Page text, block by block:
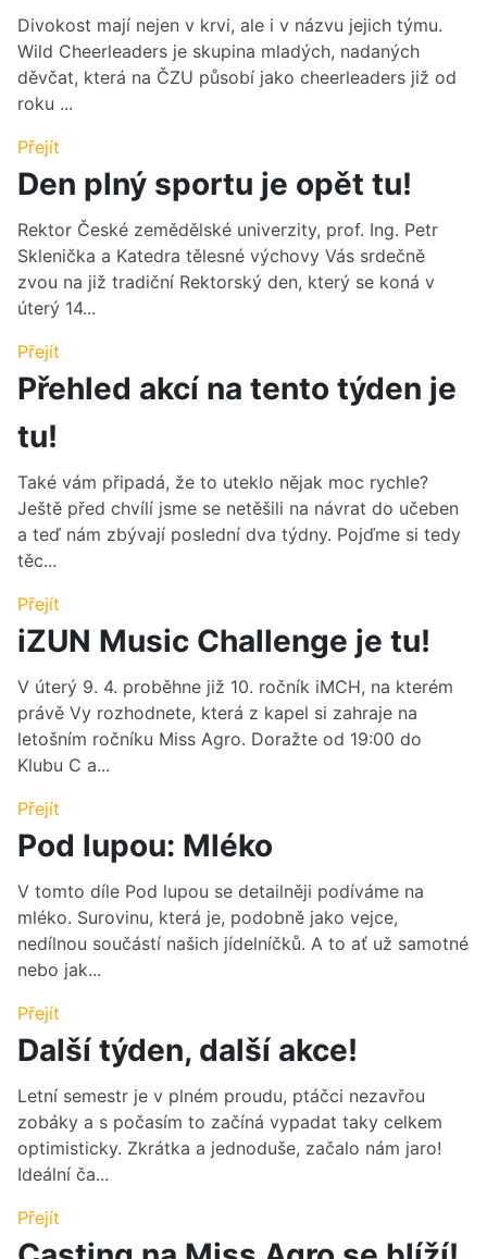
Divokost mají nejen v krvi, ale i v názvu jejich týmu.
Wild Cheerleaders je skupina mladých, nadaných
děvčat, která na ČZU působí jako cheerleaders již od
roku ...
Přejít
Den plný sportu je opět tu!
Rektor České zemědělské univerzity, prof. Ing. Petr
Sklenička a Katedra tělesné výchovy Vás srdečně
zvou na již tradiční Rektorský den, který se koná v
úterý 14...
Přejít
Přehled akcí na tento týden je
tu!
Také vám připadá, že to uteklo nějak moc rychle?
Ještě před chvílí jsme se netěšili na návrat do učeben
a teď nám zbývají poslední dva týdny. Pojďme si tedy
těc...
Přejít
iZUN Music Challenge je tu!
V úterý 9. 4. proběhne již 10. ročník iMCH, na kterém
právě Vy rozhodnete, která z kapel si zahraje na
letošním ročníku Miss Agro. Doražte od 19:00 do
Klubu C a...
Přejít
Pod lupou: Mléko
V tomto díle Pod lupou se detailněji podíváme na
mléko. Surovinu, která je, podobně jako vejce,
nedílnou součástí našich jídelníčků. A to ať už samotné
nebo jak...
Přejít
Další týden, další akce!
Letní semestr je v plném proudu, ptáčci nezavřou
zobáky a s počasím to začíná vypadat taky celkem
optimisticky. Zkrátka a jednoduše, začalo nám jaro!
Ideální ča...
Přejít